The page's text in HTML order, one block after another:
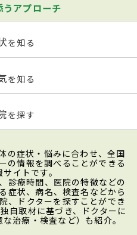
が低下するという
は、
魔をされて起こ
ると言っても、平均
どまる。ほかにも、
視症（物がゆがん
症（物が実際より小
起こす。さらに、浮
が前にずれてしま
もある。加えて、
アプローチ
を知る
を知る
を探す
の症状・悩みに合わせ、全国
の情報を調べることができる
イトです。
診療時間、医院の特徴などの
症状、病名、検査名などから
、ドクターを探すことができ
自取材に基づき、ドクターに
治療・検査など）も紹介。